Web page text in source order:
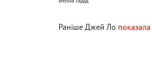
Раніше Джей Ло показала